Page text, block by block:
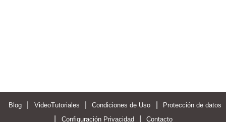
Blog VideoTutoriales Condiciones de Uso Protección de datos
Configuración Privacidad Contacto